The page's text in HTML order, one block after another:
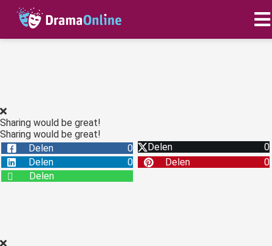
Sharing would be great!
Sharing would be great!
Delen
0 Delen
0
Delen
0 Delen
0
Delen
zijn